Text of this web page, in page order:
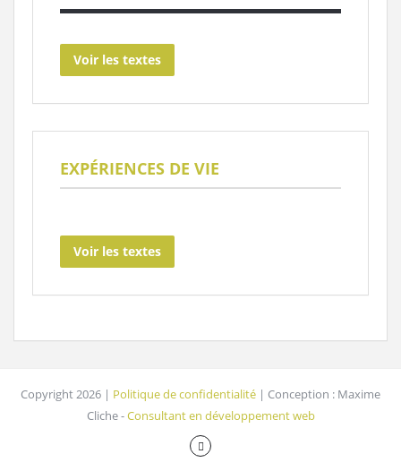
Voir les textes
EXPÉRIENCES DE VIE
Voir les textes
Copyright 2026 | Politique de confidentialité | Conception : Maxime
Cliche -Consultant en développement web